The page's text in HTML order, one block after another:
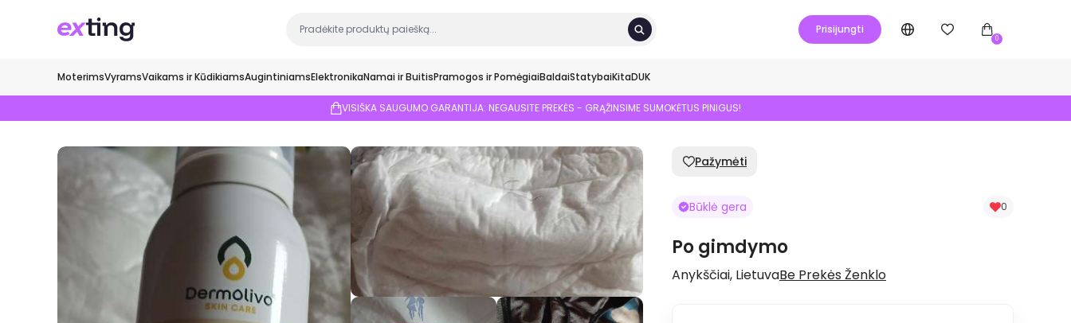
Prisijungti
0
MoterimsVyramsVaikams ir KūdikiamsAugintiniamsElektronikaNamai ir BuitisPramogos ir PomėgiaiBaldaiStatybaiKitaDUK
VISIŠKA SAUGUMO GARANTIJA: NEGAUSITE PREKĖS - GRĄŽINSIME SUMOKĖTUS PINIGUS!
Pažymėti
Būklė gera 0
Po gimdymo
Anykščiai, LietuvaBe Prekės Ženklo